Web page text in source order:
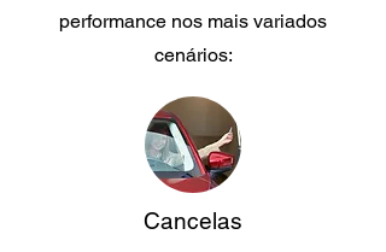
performance nos mais variados
cenários:
Cancelas